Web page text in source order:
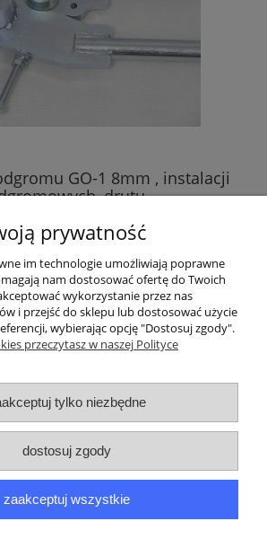
GO-1 8mm , instalacji
drutu
215,00 zł
Moje konto
O nas
Dane kontaktowe
Paweł Achranowicz | ul. Elbląska 113, 80-
|693520120| NIP: 5832517259 |
prywatność
im technologie umożliwiają poprawne
nam dostosować ofertę do Twoich
wykorzystanie przez nas
i przejść do sklepu lub dostosować użycie
wybierając opcję "Dostosuj zgody".
przeczytasz w naszej Polityce
tylko niezbędne
dostosuj zgody
zaakceptuj wszystkie